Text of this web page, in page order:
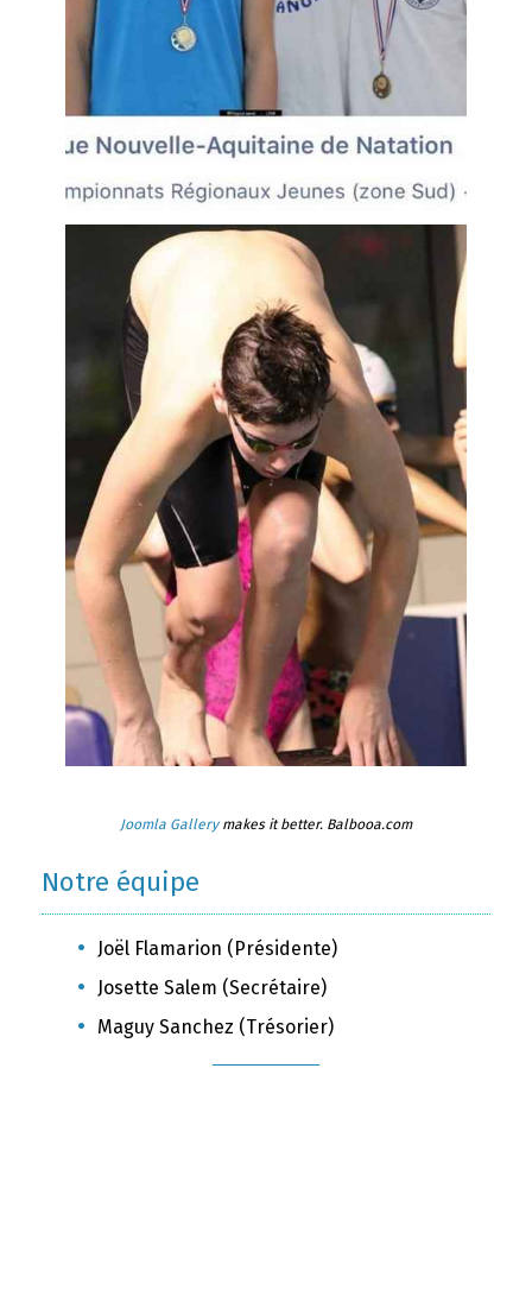
Joomla Gallerymakes it better. Balbooa.com
Notre équipe
Joël Flamarion (Présidente)
Josette Salem (Secrétaire)
Maguy Sanchez (Trésorier)